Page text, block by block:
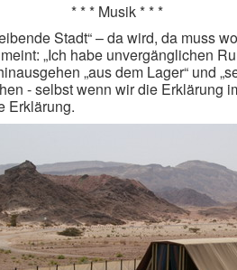
* * * Musik * * *
Stadt“ – da wird, da muss
„Ich habe unvergänglichen
„aus dem Lager“ und
- selbst wenn wir die Erklärung
Erklärung.